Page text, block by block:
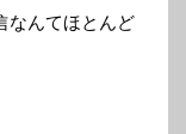
なんてほとんど